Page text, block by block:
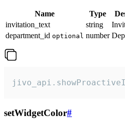
Name Type
invitation_text
string
department_id optional number
setWidgetColor#